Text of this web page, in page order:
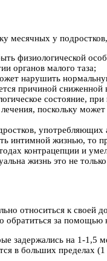
месячных у
физиологической
органов малого таза;
нарушить
причиной
состояние,
поскольку
употребляющих
интимной жизнью, то
контрацепции и
жизнь это не
относиться к
за помощью
задержались на 1-1,5
в больших пределах